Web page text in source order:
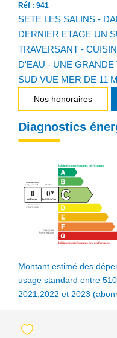
Réf : 941
SETE LES SALINS -
DERNIER ETAGE UN
TRAVERSANT -
D'EAU - UNE
SUD VUE MER DE 11
Nos honoraires
Diagnostics
Montant estimé des
usage standard entre
2021,2022 et 2023